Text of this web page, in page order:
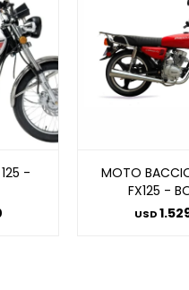
125 -
MOTO
FX125 -
USD